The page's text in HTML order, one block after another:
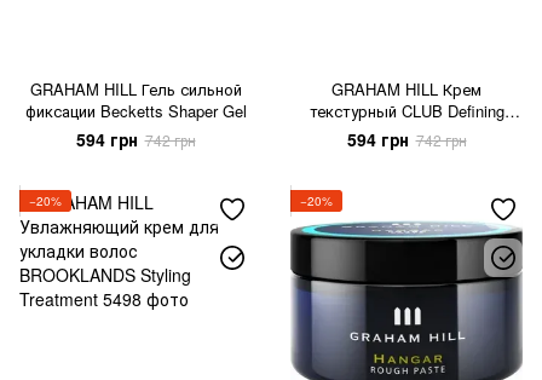
GRAHAM HILL Гель сильной
фиксации Becketts Shaper Gel
594 грн 742 грн
GRAHAM HILL Крем
текстурный CLUB Defining
Cream
594 грн 742 грн
−20% −20%